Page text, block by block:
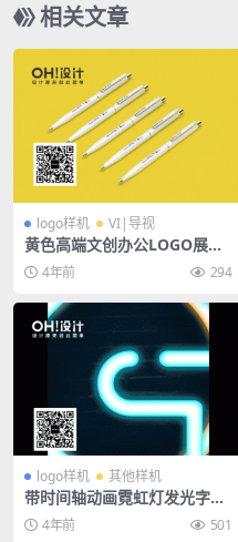
相关文章
logo样机 VI|导视
黄色高端文创办公LOGO展会
VI品牌抱枕手提袋名片书籍服
饰广告PSD样机
4年前 294
logo样机 其他样机
带时间轴动画霓虹灯发光字灯
管灯箱字效psd样机
4年前 501